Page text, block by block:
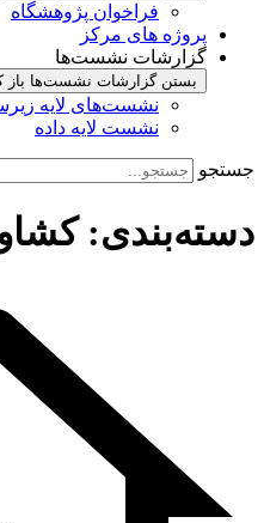
فراخوان پژوهشگاه
پروژه های مرکز
گزارشات نشست‌ها
بستن گزارشات نشست‌ها
نشست‌‌های لایه
نشست لایه داده
جستجو
دسته‌بندی: